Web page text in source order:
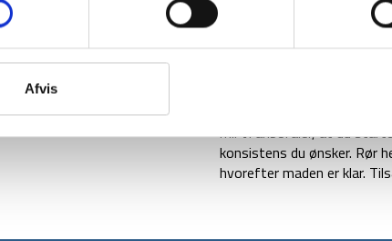
Afvis
Næringsværdi pr. 100g
kulhydrater 63g inklusive
Brugsvejledning: Åbn
ml. Vi anbefaler, at du
konsistens du ønsker. Rør
hvorefter maden er klar.